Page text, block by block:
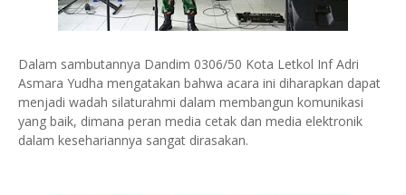
Dalam sambutannya Dandim 0306/50 Kota Letkol Inf Adri
Asmara Yudha mengatakan bahwa acara ini diharapkan dapat
menjadi wadah silaturahmi dalam membangun komunikasi
yang baik, dimana peran media cetak dan media elektronik
dalam kesehariannya sangat dirasakan.